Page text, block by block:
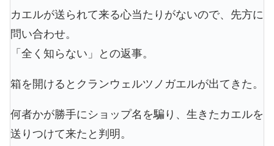
カエルが送られて来る心当たりがないので、先方に
問い合わせ。
「全く知らない」との返事。
箱を開けるとクランウェルツノガエルが出てきた。
何者かが勝手にショップ名を騙り、生きたカエルを
送りつけて来たと判明。